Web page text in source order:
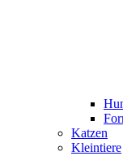
Katzen
Kleintiere